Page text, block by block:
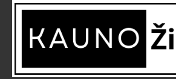
Skip